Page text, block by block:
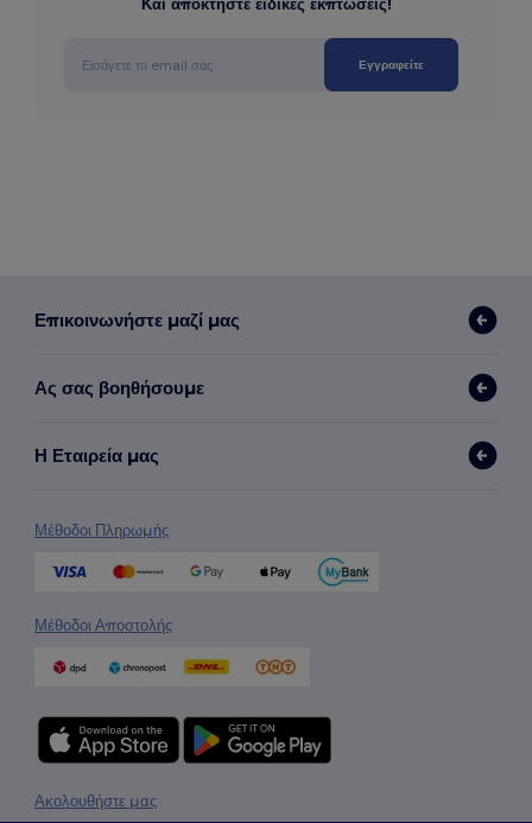
Και αποκτήστε ειδικές εκπτώσεις!
Εγγραφείτε
Επικοινωνήστε μαζί μας
Ας σας βοηθήσουμε
Η Εταιρεία μας
Μέθοδοι Πληρωμής
Μέθοδοι Αποστολής
Ακολουθήστε μας